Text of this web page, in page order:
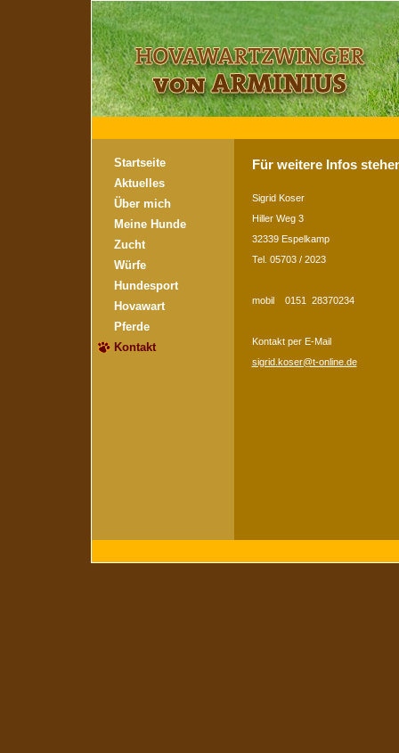
Startseite
Aktuelles
Über mich
Meine Hunde
Zucht
Würfe
Hundesport
Hovawart
Pferde
Kontakt
Für weitere Infos
Sigrid Koser
Hiller Weg 3
32339 Espelkamp
Tel. 05703 / 2023
mobil 0151 28370234
Kontakt per E-Mail
sigrid.koser@t-online.de